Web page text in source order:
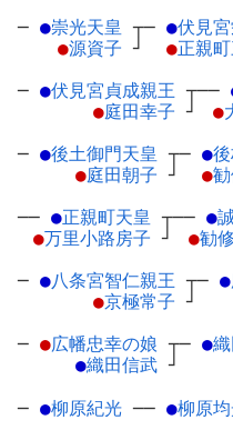
─ ●崇光天皇 ┬
●源資子 ┘
─ ●伏見
●正親
─ ●伏見宮貞成親王 ┬
●庭田幸子 ┘
──
●
─ ●後土御門天皇 ┬
●庭田朝子 ┘
─ ●
●
── ●正親町天皇 ┬
●万里小路房子 ┘
── ●
●勧
─ ●八条宮智仁親王 ┬
●京極常子 ┘
─ ●
─ ●広幡忠幸の娘 ┬
●織田信武 ┘
─ ●
─ ●柳原紀光 ── ●柳原